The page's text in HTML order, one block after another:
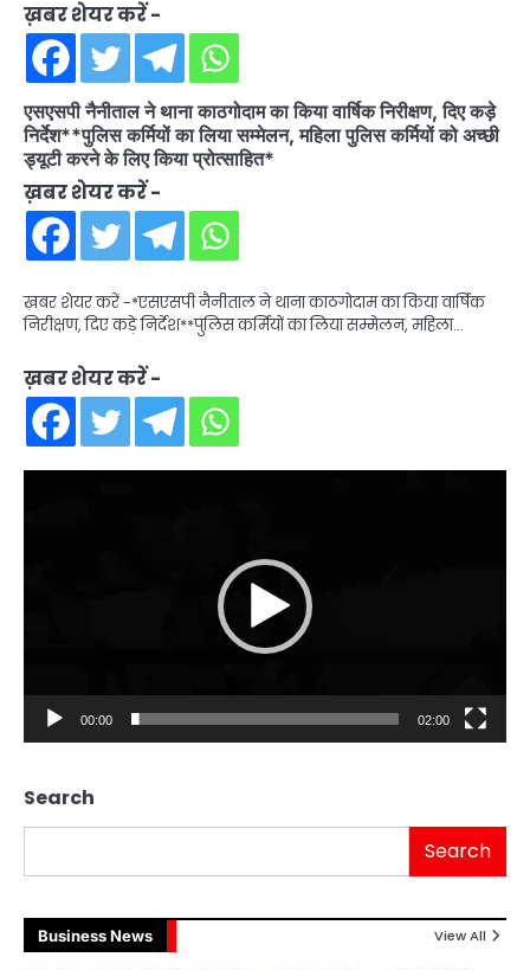
ख़बर शेयर करें -
एसएसपी नैनीताल ने थाना काठगोदाम का किया वार्षिक निरीक्षण, दिए कड़े
निर्देश**पुलिस कर्मियों का लिया सम्मेलन, महिला पुलिस कर्मियों को अच्छी
ड्यूटी करने के लिए किया प्रोत्साहित*
ख़बर शेयर करें -
ख़बर शेयर करें -*एसएसपी नैनीताल ने थाना काठगोदाम का किया वार्षिक
निरीक्षण, दिए कड़े निर्देश**पुलिस कर्मियों का लिया सम्मेलन, महिला…
ख़बर शेयर करें -
00:00 02:00
Search
Search
Business News View All